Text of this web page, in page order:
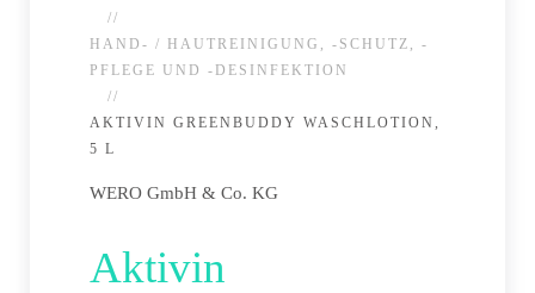
HAND- / HAUTREINIGUNG, -SCHUTZ, -
PFLEGE UND -DESINFEKTION
AKTIVIN GREENBUDDY WASCHLOTION,
5 L
WERO GmbH & Co. KG
Aktivin